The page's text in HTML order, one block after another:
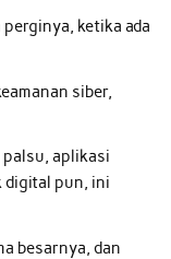
ketika ada
siber,
aplikasi
digital pun, ini
besarnya, dan